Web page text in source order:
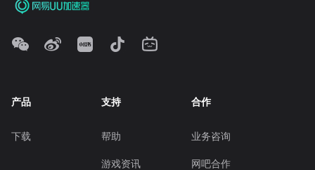
产品
下载
支持
帮助
游戏资讯
合作
业务咨询
网吧合作